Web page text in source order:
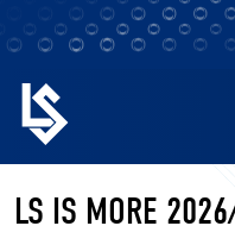
EQUIPES
LS IS MORE